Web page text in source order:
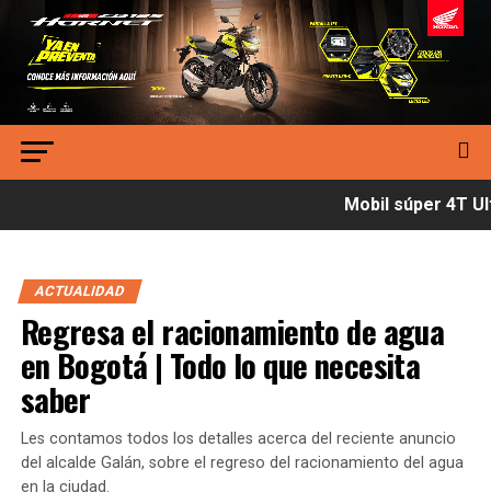
Mobil súper 4T
ACTUALIDAD
Regresa el racionamiento de agua
en Bogotá | Todo lo que necesita
saber
Les contamos todos los detalles acerca del reciente anuncio
del alcalde Galán, sobre el regreso del racionamiento del agua
en la ciudad.